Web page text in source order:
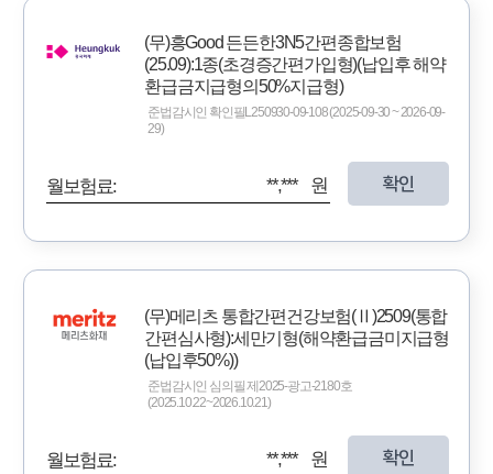
(무)흥Good 든든한3N5간편종합보험
(25.09):1종(초경증간편가입형)(납입후 해약
환급금지급형의50%지급형)
준법감시인 확인필L250930-09-108 (2025-09-30 ~ 2026-09-
29)
월보험료: **,*** 원 확인
(무)메리츠 통합간편건강보험(Ⅱ)2509(통합
간편심사형):세만기형(해약환급금미지급형
(납입후50%))
준법감시인 심의필 제2025-광고-2180호
(2025.10.22~2026.10.21)
월보험료: **,*** 원 확인